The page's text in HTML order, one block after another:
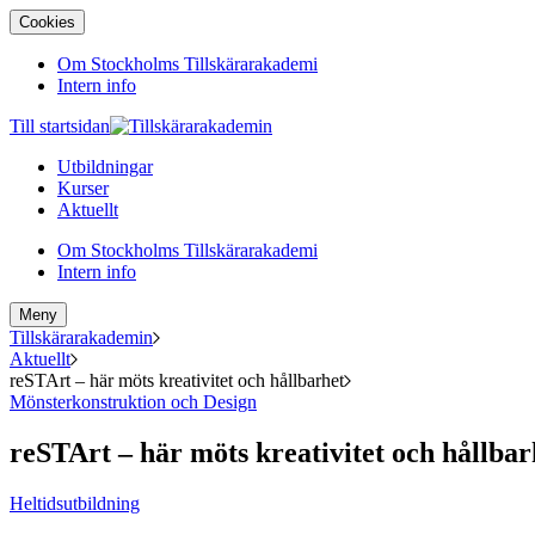
Cookies
Om Stockholms Tillskärarakademi
Intern info
Till startsidan
Utbildningar
Kurser
Aktuellt
Om Stockholms Tillskärarakademi
Intern info
Meny
Tillskärarakademin
Aktuellt
reSTArt – här möts kreativitet och hållbarhet
Mönsterkonstruktion och Design
reSTArt – här möts kreativitet och
Heltidsutbildning